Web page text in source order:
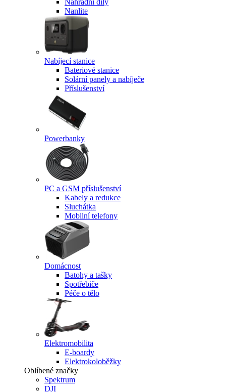
Náhradní díly
Nanlite
Nabíjecí stanice
Bateriové stanice
Solární panely a nabíječe
Příslušenství
Powerbanky
PC a GSM příslušenství
Kabely a redukce
Sluchátka
Mobilní telefony
Domácnost
Batohy a tašky
Spotřebiče
Péče o tělo
Elektromobilita
E-boardy
Elektrokoloběžky
Oblíbené značky
Spektrum
DJI